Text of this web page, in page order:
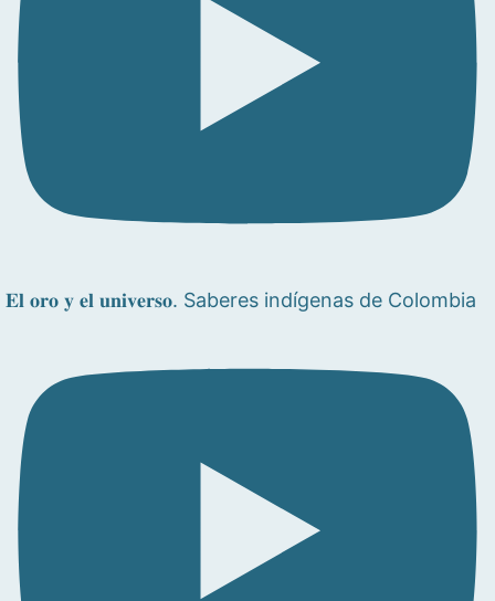
𝐄𝐥 𝐨𝐫𝐨 𝐲 𝐞𝐥 𝐮𝐧𝐢𝐯𝐞𝐫𝐬𝐨. Saberes indígenas de Colombia